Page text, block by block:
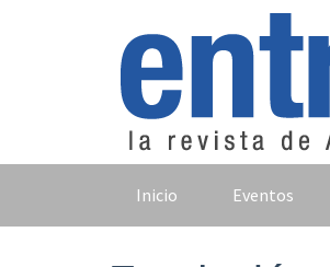
Inicio Eventos